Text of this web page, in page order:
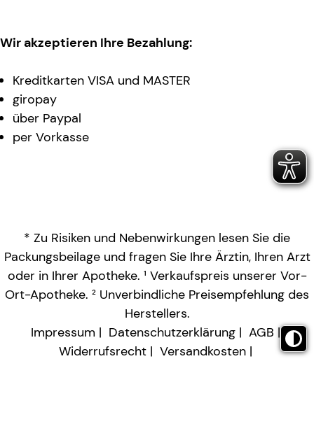
Wir akzeptieren Ihre Bezahlung:
Kreditkarten VISA und MASTER
giropay
über Paypal
per Vorkasse
* Zu Risiken und Nebenwirkungen lesen Sie die
Packungsbeilage und fragen Sie Ihre Ärztin, Ihren Arzt
oder in Ihrer Apotheke. ¹ Verkaufspreis unserer Vor-
Ort-Apotheke. ² Unverbindliche Preisempfehlung des
Herstellers.
Impressum
Datenschutzerklärung
AGB
Widerrufsrecht
Versandkosten